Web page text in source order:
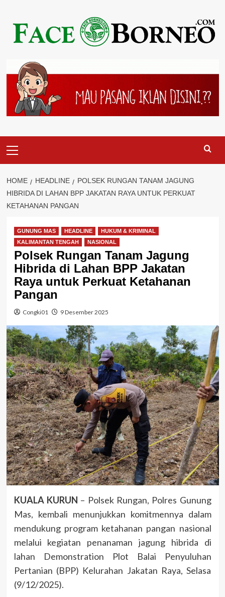
content
Menu
HOME HEADLINE
POLSEK RUNGAN TANAM JAGUNG
HIBRIDA DI LAHAN BPP JAKATAN RAYA UNTUK PERKUAT
KETAHANAN PANGAN
GUNUNG MAS HEADLINE
HUKUM & KRIMINAL
KALIMANTAN TENGAH
NASIONAL
Polsek Rungan Tanam Jagung
Hibrida di Lahan BPP Jakatan
Raya untuk Perkuat Ketahanan
Pangan
Congki01 9 Desember 2025
KUALA KURUN – Polsek Rungan, Polres Gunung
Mas, kembali menunjukkan komitmennya dalam
mendukung program ketahanan pangan nasional
melalui kegiatan penanaman jagung hibrida di
lahan Demonstration Plot Balai Penyuluhan
Pertanian (BPP) Kelurahan Jakatan Raya, Selasa
(9/12/2025).